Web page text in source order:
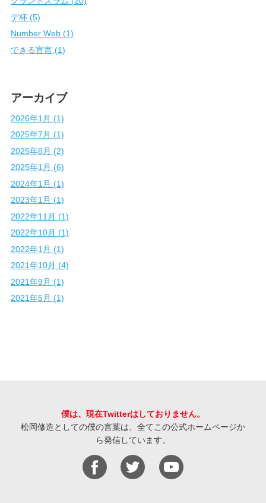
デ杯 (5)
Number Web (1)
できる宣言 (1)
アーカイブ
2026年1月 (1)
2025年7月 (1)
2025年6月 (2)
2025年1月 (6)
2024年1月 (1)
2023年1月 (1)
2022年11月 (1)
2022年10月 (1)
2022年1月 (1)
2021年10月 (4)
2021年9月 (1)
2021年5月 (1)
僕は、現在Twitterはしておりません。
松岡修造としての僕の言葉は、全てこの公式ホームページか
ら発信しています。